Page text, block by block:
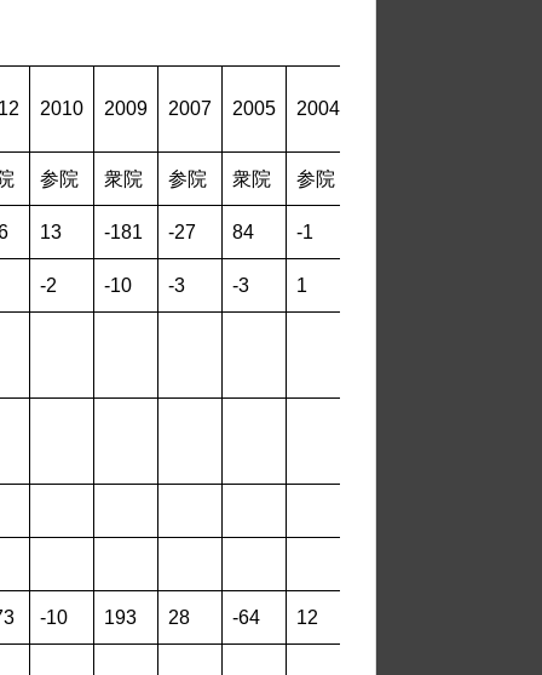
2010 2009 2007 2005 2004
参院 衆院 参院 衆院 参院
13 -181 -27 84 -1
-2 -10 -3 -3 1
-10 193 28 -64 12